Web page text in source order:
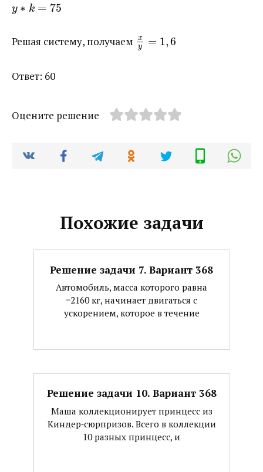
y ∗ k = 75
Решая систему, получаем ​
x
y
= 1 ,6
Ответ: 60
Оцените решение
Похожие задачи
Решение задачи 7. Вариант 368
Автомобиль, масса которого равна
=2160 кг, начинает двигаться с
ускорением, которое в течение
Решение задачи 10. Вариант 368
Маша коллекционирует принцесс из
Киндер‐сюрпризов. Всего в коллекции
10 разных принцесс, и